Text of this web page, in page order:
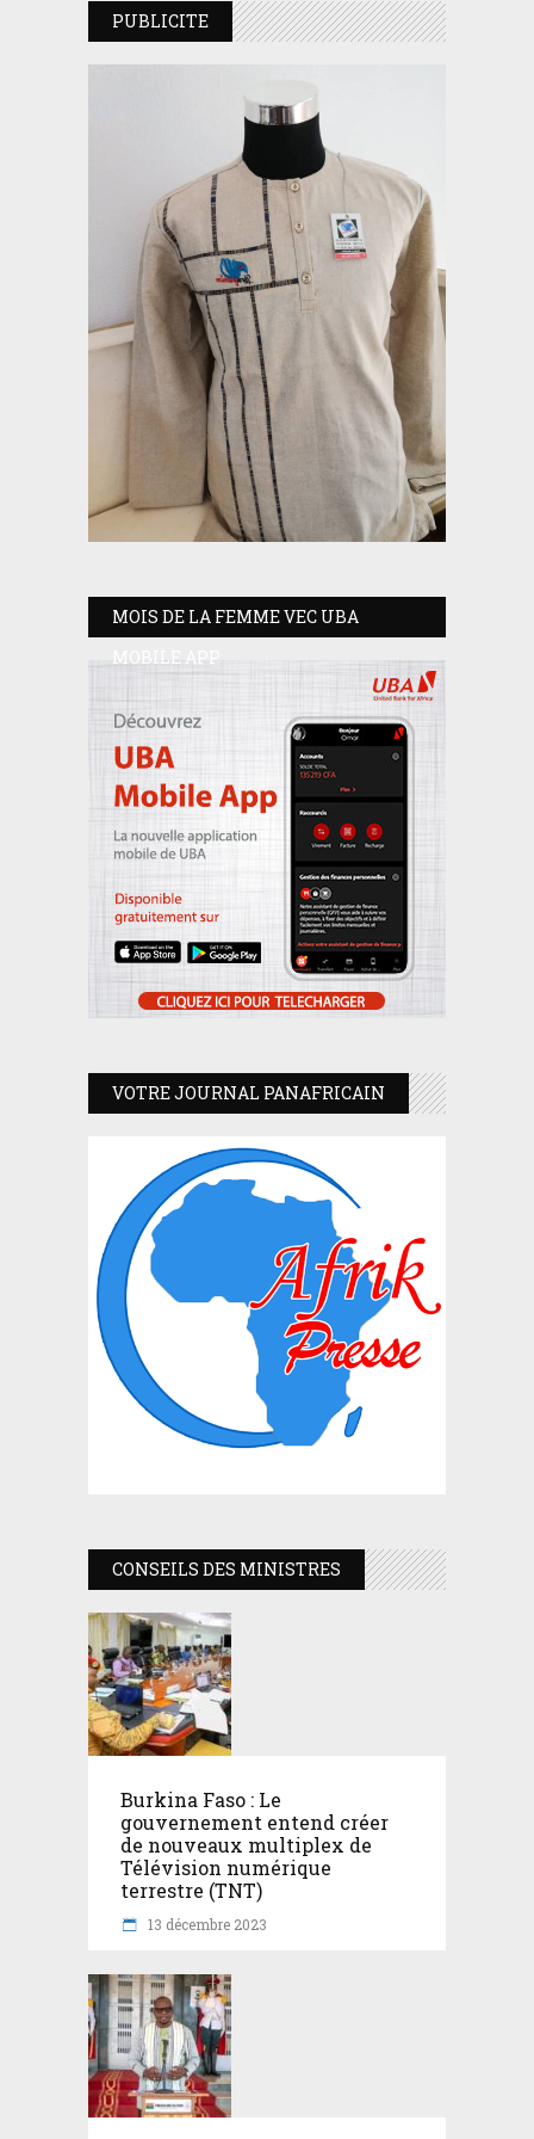
PUBLICITE
MOIS DE LA FEMME VEC UBA
MOBILE APP
VOTRE JOURNAL PANAFRICAIN
CONSEILS DES MINISTRES
Burkina Faso : Le
gouvernement entend créer
de nouveaux multiplex de
Télévision numérique
terrestre (TNT)
13 décembre 2023